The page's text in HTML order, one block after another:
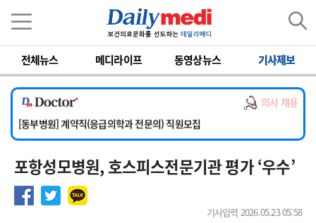
전체뉴스 메디라이프 동영상뉴스 기사제보
의사 채용
[서울아산병원] 2026년 하반기 인턴 모집
[영남대학교의료원] 마취통증의학과 임기제 임상의사 채용
[충남대학교병원] 소아청소년과(소아응급전담) 계약직 의사 공개채용
[동부병원] 계약직(응급의학과 전문의) 직원모집
[이대목동병원] 하반기 전공의(레지던트1년차) 모집
[서울아산병원] 2026년 하반기 인턴 모집
[영남대학교의료원] 마취통증의학과 임기제 임상의사 채용
포항성모병원, 호스피스전문기관 평가 ‘우수’
기사입력 2026.05.23 05:58